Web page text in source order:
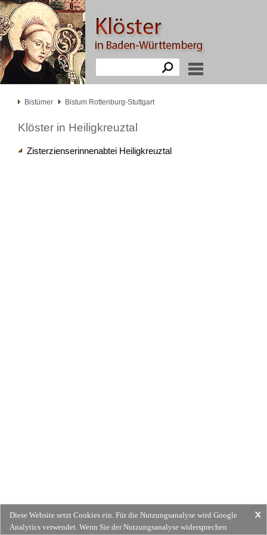
Bistümer Bistum Rottenburg-Stuttgart
Klöster in Heiligkreuztal
Zisterzienserinnenabtei Heiligkreuztal
Diese Website setzt Cookies ein. Für die Nutzungsanalyse wird Google
Analytics verwendet. Wenn Sie der Nutzungsanalyse widersprechen